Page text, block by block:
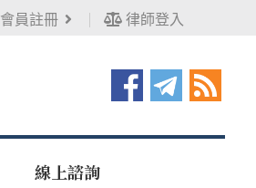
會員註冊 律師登入
線上諮詢